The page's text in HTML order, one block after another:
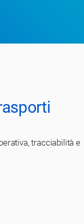
tracciabilità e